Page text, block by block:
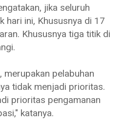
jika seluruh
hari ini, Khususnya di 17
Khususnya tiga titik di
merupakan pelabuhan
tidak menjadi prioritas.
prioritas pengamanan
katanya.